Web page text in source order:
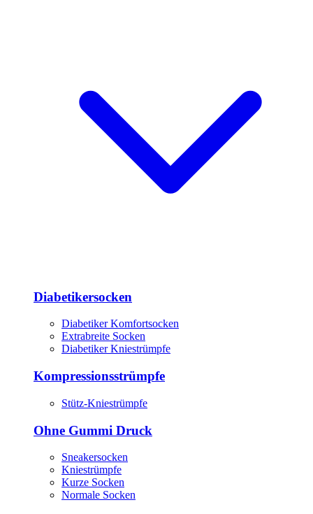
Diabetikersocken
Diabetiker Komfortsocken
Extrabreite Socken
Diabetiker Kniestrümpfe
Kompressionsstrümpfe
Stütz-Kniestrümpfe
Ohne Gummi Druck
Sneakersocken
Kniestrümpfe
Kurze Socken
Normale Socken